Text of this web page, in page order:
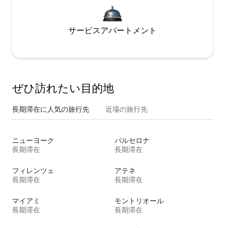
サービスアパートメント
ぜひ訪⁠れ⁠た⁠い目⁠的⁠地
長期滞在に人気の旅行先 近場の旅行先
ニューヨーク
長期滞在
バルセロナ
長期滞在
フィレンツェ
長期滞在
アテネ
長期滞在
マイアミ
長期滞在
モントリオール
長期滞在